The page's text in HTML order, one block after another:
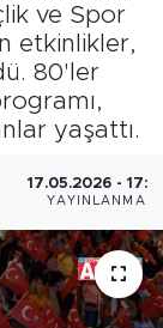
ve Spor
etkinlikler,
80'ler
yaşattı.
17.05.2026 -
YAYINLANMA